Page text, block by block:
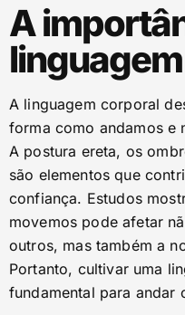
A
A linguagem corporal
forma como andamos e
A postura ereta, os
são elementos que
confiança. Estudos
movemos pode afetar
outros, mas também a
Portanto, cultivar uma
fundamental para andar